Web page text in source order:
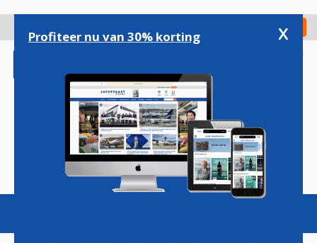
gaan
Check in
Magazine Podcasts Vacatures
Profiteer nu van 30% korting x